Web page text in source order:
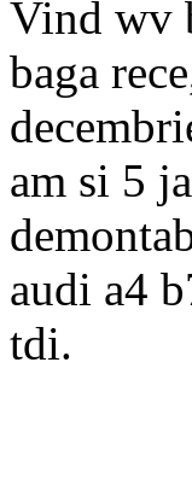
Vind wv
baga
am si 5
audi a4
tdi.